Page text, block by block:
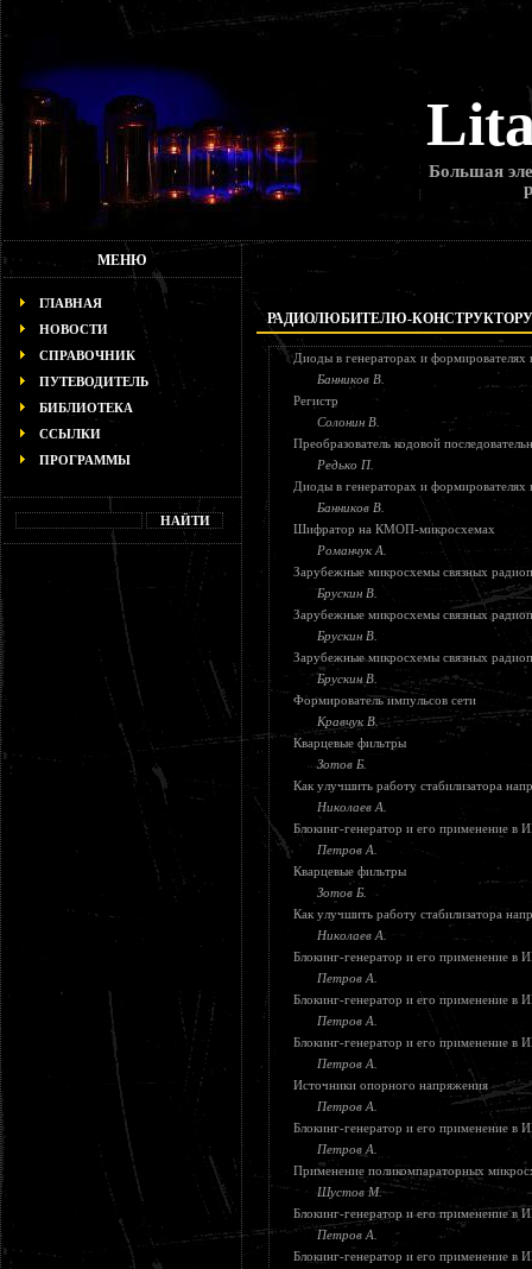
Большая
МЕНЮ
ГЛАВНАЯ
НОВОСТИ
СПРАВОЧНИК
ПУТЕВОДИТЕЛЬ
БИБЛИОТЕКА
ССЫЛКИ
ПРОГРАММЫ
РАДИОЛЮБИТЕЛЮ-КОНСТРУКТОРУ
Диоды в генераторах и
Банников В.
Регистр
Солонин В.
Преобразователь кодовой
Редько П.
Диоды в генераторах и
Банников В.
Шифратор на КМОП-микросхемах
Романчук А.
Зарубежные микросхемы связных
Брускин В.
Зарубежные микросхемы связных
Брускин В.
Зарубежные микросхемы связных
Брускин В.
Формирователь импульсов сети
Кравчук В.
Кварцевые фильтры
Зотов Б.
Как улучшить работу стабилизатора
Николаев А.
Блокинг-генератор и его применение в
Петров А.
Кварцевые фильтры
Зотов Б.
Как улучшить работу стабилизатора
Николаев А.
Блокинг-генератор и его применение в
Петров А.
Блокинг-генератор и его применение в
Петров А.
Блокинг-генератор и его применение в
Петров А.
Источники опорного напряжения
Петров А.
Блокинг-генератор и его применение в
Петров А.
Применение поликомпараторных
Шустов М.
Блокинг-генератор и его применение в
Петров А.
Блокинг-генератор и его применение в